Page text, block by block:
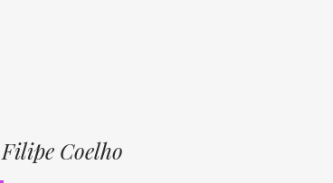
Coelho